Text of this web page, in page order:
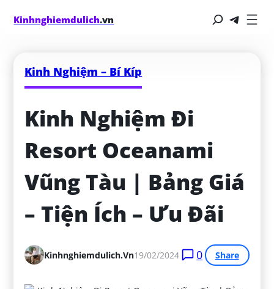
Kinhnghiemdulich.vn
Kinh Nghiệm – Bí Kíp
Kinh Nghiệm Đi
Resort Oceanami
Vũng Tàu | Bảng Giá
– Tiện Ích – Ưu Đãi
Kinhnghiemdulich.vn19/02/2024 0 Share